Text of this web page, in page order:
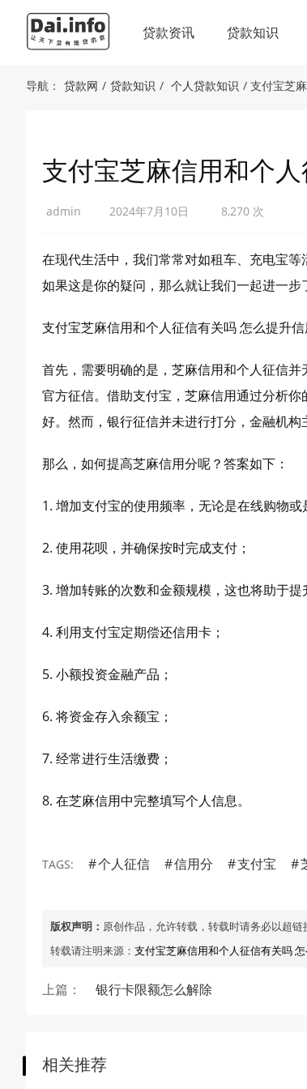
贷款资讯 贷款知识
导航： 贷款网 / 贷款知识 / 个人贷款知识 / 支付宝芝
支付宝芝麻信用和个
admin 2024年7月10日 8,270 次
在现代生活中，我们常常对如租车、充电宝
如果这是你的疑问，那么就让我们一起进一步
支付宝芝麻信用和个人征信有关吗 怎么提升
首先，需要明确的是，芝麻信用和个人征信
官方征信。借助支付宝，芝麻信用通过分析
好。然而，银行征信并未进行打分，金融机构
那么，如何提高芝麻信用分呢？答案如下：
1. 增加支付宝的使用频率，无论是在线购物或
2. 使用花呗，并确保按时完成支付；
3. 增加转账的次数和金额规模，这也将助于提
4. 利用支付宝定期偿还信用卡；
5. 小额投资金融产品；
6. 将资金存入余额宝；
7. 经常进行生活缴费；
8. 在芝麻信用中完整填写个人信息。
TAGS: 个人征信 信用分 支付宝
版权声明： 原创作品，允许转载，转载时请务必以超
转载请注明来源： 支付宝芝麻信用和个人征信有关吗
上篇： 银行卡限额怎么解除
相关推荐